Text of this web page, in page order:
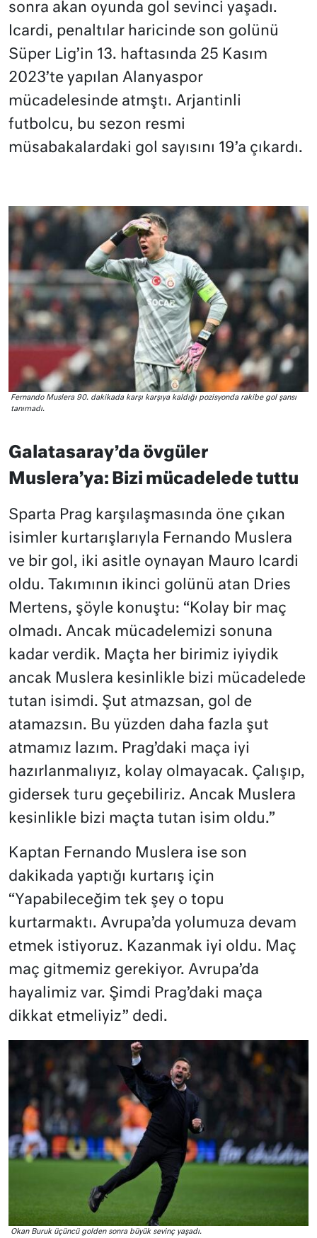
sonra akan oyunda gol sevinci yaşadı.
Icardi, penaltılar haricinde son golünü
Süper Lig’in 13. haftasında 25 Kasım
2023’te yapılan Alanyaspor
mücadelesinde atmştı. Arjantinli
futbolcu, bu sezon resmi
müsabakalardaki gol sayısını 19’a çıkardı.
Fernando Muslera 90. dakikada karşı karşıya kaldığı pozisyonda rakibe gol şansı
tanımadı.
Galatasaray’da övgüler
Muslera’ya: Bizi mücadelede tuttu
Sparta Prag karşılaşmasında öne çıkan
isimler kurtarışlarıyla Fernando Muslera
ve bir gol, iki asitle oynayan Mauro Icardi
oldu. Takımının ikinci golünü atan Dries
Mertens, şöyle konuştu: “Kolay bir maç
olmadı. Ancak mücadelemizi sonuna
kadar verdik. Maçta her birimiz iyiydik
ancak Muslera kesinlikle bizi mücadelede
tutan isimdi. Şut atmazsan, gol de
atamazsın. Bu yüzden daha fazla şut
atmamız lazım. Prag’daki maça iyi
hazırlanmalıyız, kolay olmayacak. Çalışıp,
gidersek turu geçebiliriz. Ancak Muslera
kesinlikle bizi maçta tutan isim oldu.”
Kaptan Fernando Muslera ise son
dakikada yaptığı kurtarış için
“Yapabileceğim tek şey o topu
kurtarmaktı. Avrupa’da yolumuza devam
etmek istiyoruz. Kazanmak iyi oldu. Maç
maç gitmemiz gerekiyor. Avrupa’da
hayalimiz var. Şimdi Prag’daki maça
dikkat etmeliyiz” dedi.
Okan Buruk üçüncü golden sonra büyük sevinç yaşadı.